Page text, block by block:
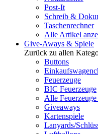
Post-It
Schreib &
Taschenrechner
Alle Artikel
Give-Aways & Spiele
Zurück zu allen
Buttons
Feuerzeuge
BIC Feuerzeuge
Alle Feuerzeuge
Giveaways
Kartenspiele
Lanyards/